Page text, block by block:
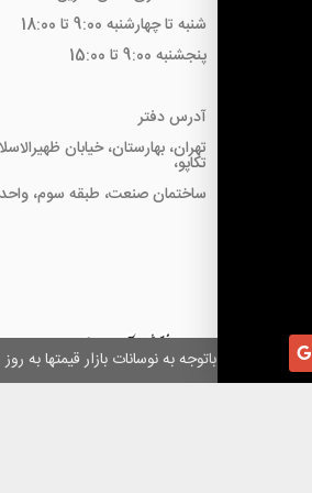
همکاران گرامی باتوجه به نوسانات بازار قیمتها
شنبه تا چهارشنبه 9:00 تا 18:00
پنجشنبه 9:00 تا 15:00
آدرس دفتر
تهران، بهارستان، خیابان
تکاپو،
ساختمان صنعت، طبقه سوم، واحد18